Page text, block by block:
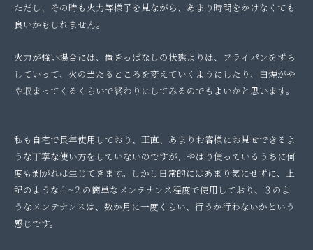
ただし、その時も火力等様子を見ながら、あまり時間をかけなくても
良いかもしれません。
火力が強い場合には、置きっぱなしの状態よりは、フライパンをずら
していって、火の当たるところを変えていくようにしたり、白煙がや
や収まってくるくらいで終わりにしてみるのでもよいかと思います。
私も自宅で長年使用しており、正直、あまりお客様にお見せできるよ
うな丁寧な使い方をしていないのですが、やはり使っているうちに何
度も剥がれは生じてきます。しかし日常的にはあまり気にせずに、上
記のような１~２の簡単なメンテナンス程度で使用しており、３のよ
うなメンテナンスは、数か月に一度くらい、行うか行わないかという
感じです。